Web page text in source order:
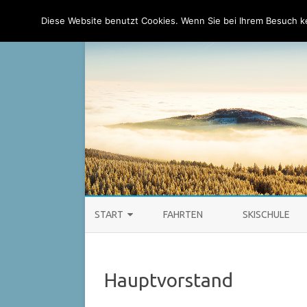
START FAHRTEN SKISCHULE
Hauptvorstand
Diese Website benutzt Cookies. Wenn Sie bei Ihrem